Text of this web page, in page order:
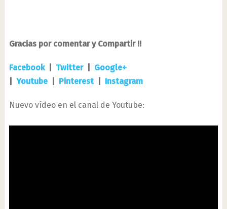
Gracias por comentar y Compartir !!
Facebook| Twitter
Google+
Youtube| Pinterest| Instagram
Nuevo vídeo en el canal de Youtube: